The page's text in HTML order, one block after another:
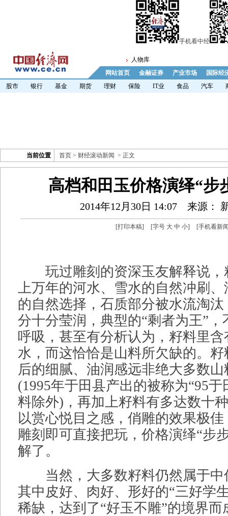
手机看中经
人物库
网站首页
金融证券 产业市场
国际经
股市
银行 基金 期货 理财 保险 IT业 食品 汽车
当前位置 首页 > 财经滚动新闻 > 正文
高档和田玉价格演绎“步
2014年12月30日 14:07 来源：
[打印本稿] [字号 大 中 小] [手机看新
玩过雕刻的资深玉友解释说，
上万年的河水、雪水的自然冲刷
的自然选择，石质部分被水流淘
分十分莹润，典型的“剩者为王”
呼吸，甚至有分析认为，籽料里
水，而这恰恰是山料所欠缺的。
后的细腻、油润感远非绝大多数
(1995年于田县产出的被称为“95于
料除外)，再加上籽料有多达数十
以赏心悦目之感，俏雕的效果极
雕刻即可直接把玩，价格演绎“步
解了。
当然，大多数籽料仍然属于中
其中皮好、肉好、形好的“三好学
稀缺，达到了“好玉不雕”的境界